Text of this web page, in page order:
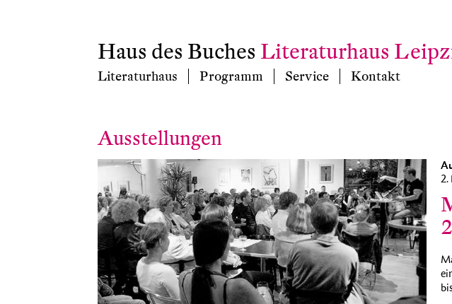
Haus des Buches Literaturhaus
Literaturhaus Programm Service Kontakt
Ausstellungen
2.